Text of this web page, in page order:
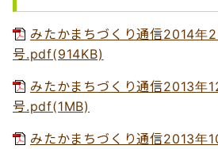
みたかまちづくり通信2014年
号.pdf(914KB)
みたかまちづくり通信2013年
号.pdf(1MB)
みたかまちづくり通信2013年